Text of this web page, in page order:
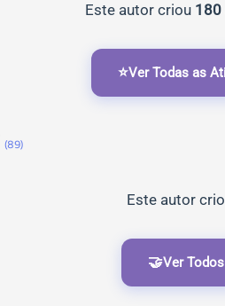
Este autor criou 180
⭐Ver Todas as
(89)
Este autor
🤝Ver